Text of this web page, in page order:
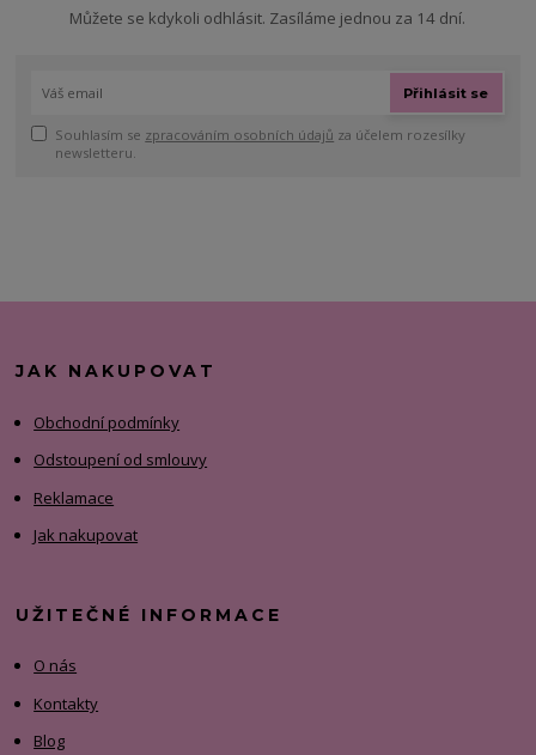
Můžete se kdykoli odhlásit. Zasíláme jednou za 14 dní.
Přihlásit se
Souhlasím se zpracováním osobních údajů za účelem rozesílky
newsletteru.
JAK NAKUPOVAT
Obchodní podmínky
Odstoupení od smlouvy
Reklamace
Jak nakupovat
UŽITEČNÉ INFORMACE
O nás
Kontakty
Blog